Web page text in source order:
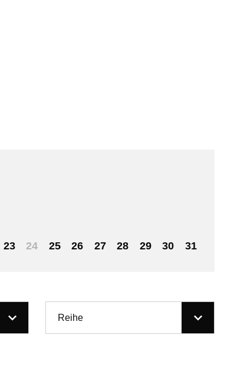
23 24 25 26 27 28 29 30 31
Reihe